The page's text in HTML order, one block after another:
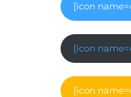
[icon
[icon
[icon